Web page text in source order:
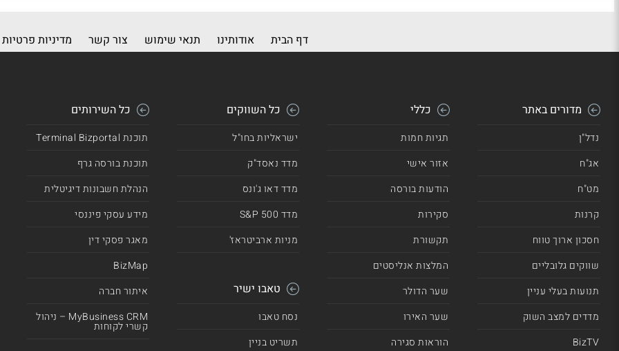
דף הבית אודותינו תנאי שימוש צור קשר מדיניות פרטיות
מדורים באתר
נדל"ן
אג"ח
מט"ח
קרנות
חסכון ארוך טווח
שווקים גלובליים
תנועות בעלי עניין
מדדים למצב השוק
BizTV
כללי
תגיות חמות
אזור אישי
הודעות בורסה
סקירות
תקשורת
המלצות אנליסטים
שער הדולר
שער האירו
הוראות סגירה
כל השווקים
ישראליות בחו"ל
מדד נאסד"ק
מדד דאו ג'ונס
מדד 500 S&P
מניות ארביטראז'
טאבו ישיר
נסח טאבו
תשריט בניין
כל השירותים
תוכנת Terminal Bizportal
תוכנת בורסה גרף
הנהלת חשבונות דיגיטלית
מידע עסקי פיננסי
מאגר פסקי דין
BizMap
איתור חברה
MyBusiness CRM – ניהול
קשרי לקוחות